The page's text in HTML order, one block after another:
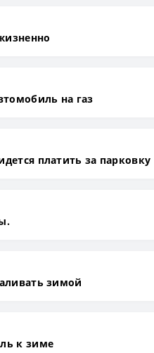
на газ
платить за парковку
зимой
к зиме